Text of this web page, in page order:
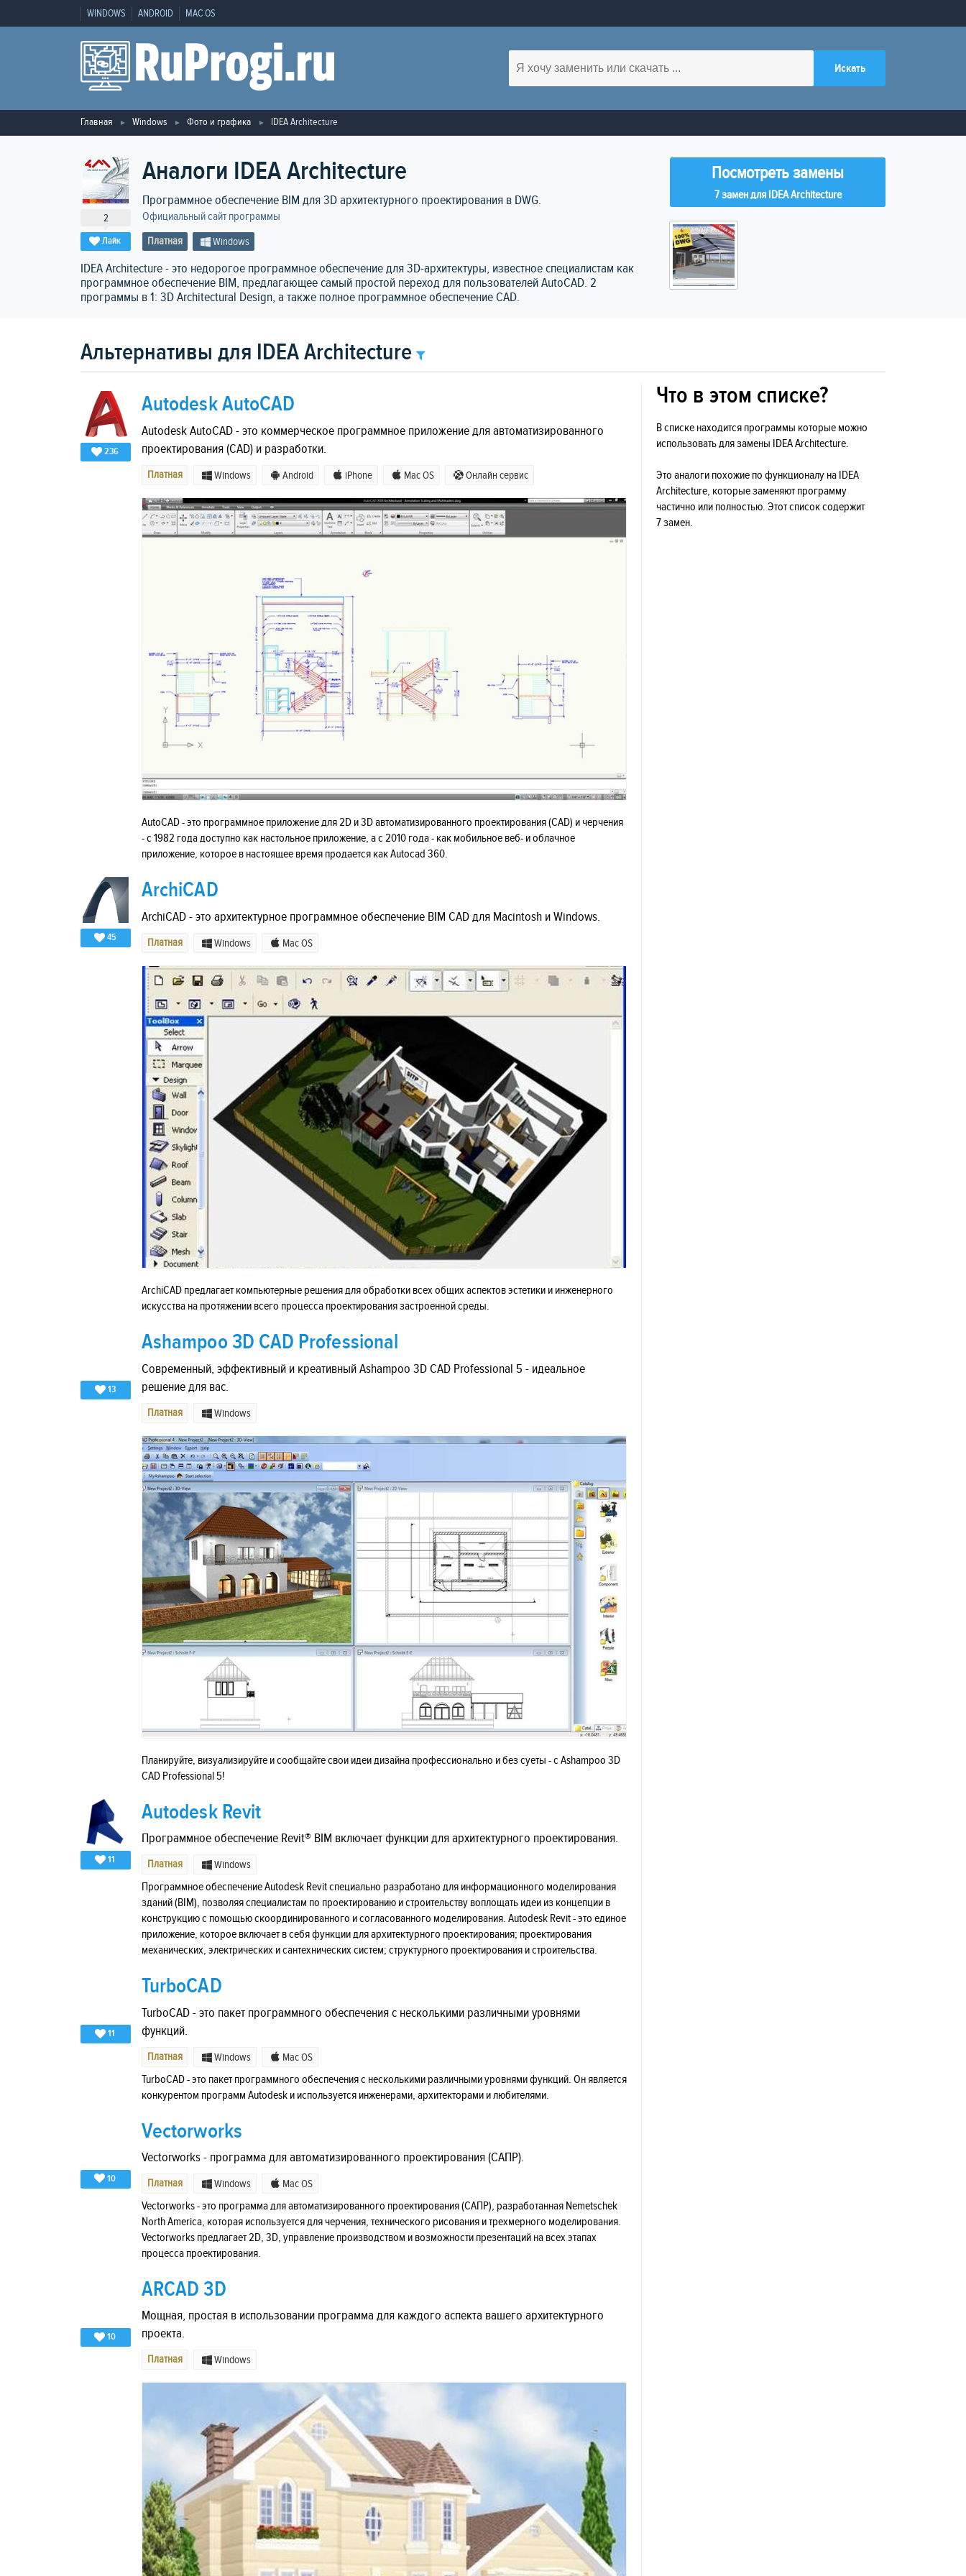
WINDOWS ANDROID MAC OS
Главная Windows Фото и графика IDEA Architecture
2
Лайк
Аналоги IDEA Architecture
Программное обеспечение BIM для 3D архитектурного проектирования в DWG.
Официальный сайт программы
Платная Windows
Посмотреть замены
7 замен для IDEA Architecture
IDEA Architecture - это недорогое программное обеспечение для 3D-архитектуры, известное специалистам как
программное обеспечение BIM, предлагающее самый простой переход для пользователей AutoCAD. 2
программы в 1: 3D Architectural Design, а также полное программное обеспечение CAD.
Альтернативы для IDEA Architecture
236
Autodesk AutoCAD
Autodesk AutoCAD - это коммерческое программное приложение для автоматизированного
проектирования (CAD) и разработки.
Платная Windows Android iPhone Mac OS Онлайн сервис
AutoCAD - это программное приложение для 2D и 3D автоматизированного проектирования (CAD) и черчения
- с 1982 года доступно как настольное приложение, а с 2010 года - как мобильное веб- и облачное
приложение, которое в настоящее время продается как Autocad 360.
45
ArchiCAD
ArchiCAD - это архитектурное программное обеспечение BIM CAD для Macintosh и Windows.
Платная Windows Mac OS
ArchiCAD предлагает компьютерные решения для обработки всех общих аспектов эстетики и инженерного
искусства на протяжении всего процесса проектирования застроенной среды.
13
Ashampoo 3D CAD Professional
Современный, эффективный и креативный Ashampoo 3D CAD Professional 5 - идеальное
решение для вас.
Платная Windows
Планируйте, визуализируйте и сообщайте свои идеи дизайна профессионально и без суеты - с Ashampoo 3D
CAD Professional 5!
11
Autodesk Revit
Программное обеспечение Revit® BIM включает функции для архитектурного проектирования.
Платная Windows
Программное обеспечение Autodesk Revit специально разработано для информационного моделирования
зданий (BIM), позволяя специалистам по проектированию и строительству воплощать идеи из концепции в
конструкцию с помощью скоординированного и согласованного моделирования. Autodesk Revit - это единое
приложение, которое включает в себя функции для архитектурного проектирования; проектирования
механических, электрических и сантехнических систем; структурного проектирования и строительства.
11
TurboCAD
TurboCAD - это пакет программного обеспечения с несколькими различными уровнями
функций.
Платная Windows Mac OS
TurboCAD - это пакет программного обеспечения с несколькими различными уровнями функций. Он является
конкурентом программ Autodesk и используется инженерами, архитекторами и любителями.
10
Vectorworks
Vectorworks - программа для автоматизированного проектирования (САПР).
Платная Windows Mac OS
Vectorworks - это программа для автоматизированного проектирования (САПР), разработанная Nemetschek
North America, которая используется для черчения, технического рисования и трехмерного моделирования.
Vectorworks предлагает 2D, 3D, управление производством и возможности презентаций на всех этапах
процесса проектирования.
10
ARCAD 3D
Мощная, простая в использовании программа для каждого аспекта вашего архитектурного
проекта.
Платная Windows
Что в этом списке?
В списке находится программы которые можно
использовать для замены IDEA Architecture.
Это аналоги похожие по функционалу на IDEA
Architecture, которые заменяют программу
частично или полностью. Этот список содержит
7 замен.